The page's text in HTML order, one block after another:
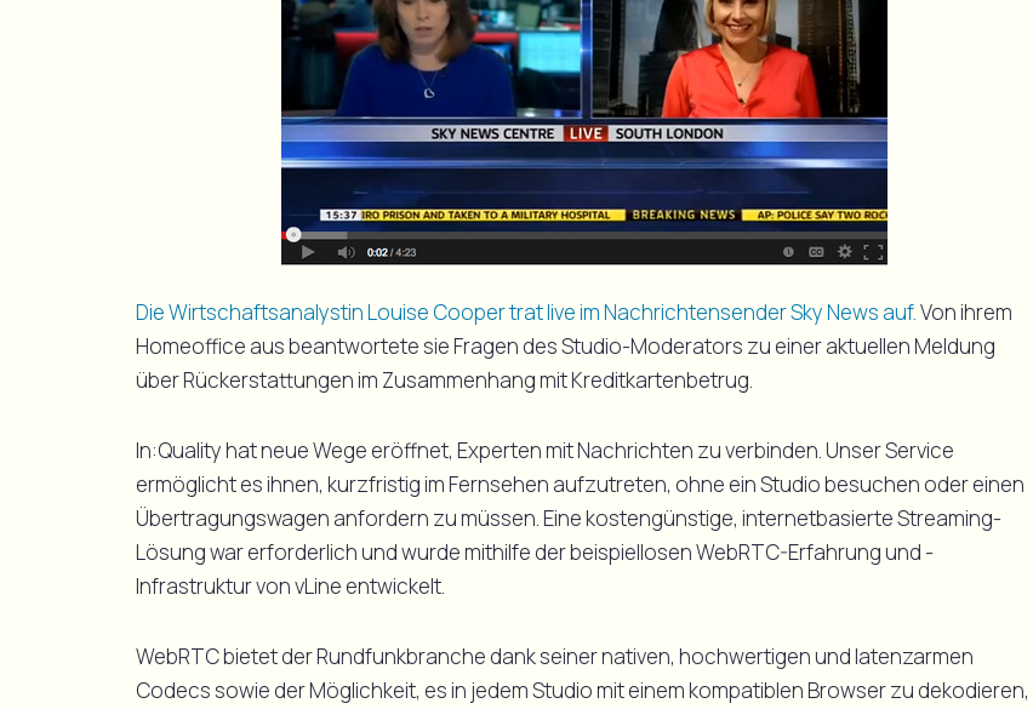
Die Wirtschaftsanalystin Louise Cooper trat live im Nachrichtensender Sky News auf.Von ihrem
Homeoffice aus beantwortete sie Fragen des Studio-Moderators zu einer aktuellen Meldung
über Rückerstattungen im Zusammenhang mit Kreditkartenbetrug.
In:Quality hat neue Wege eröffnet, Experten mit Nachrichten zu verbinden. Unser Service
ermöglicht es ihnen, kurzfristig im Fernsehen aufzutreten, ohne ein Studio besuchen oder einen
Übertragungswagen anfordern zu müssen. Eine kostengünstige, internetbasierte Streaming-
Lösung war erforderlich und wurde mithilfe der beispiellosen WebRTC-Erfahrung und -
Infrastruktur von vLine entwickelt.
WebRTC bietet der Rundfunkbranche dank seiner nativen, hochwertigen und latenzarmen
Codecs sowie der Möglichkeit, es in jedem Studio mit einem kompatiblen Browser zu dekodieren,